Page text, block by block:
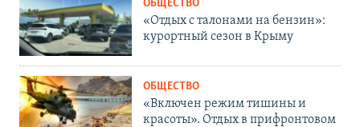
ОБЩЕСТВО
«Отдых с талонами на бензин»:
курортный сезон в Крыму
ОБЩЕСТВО
«Включен режим тишины и
красоты». Отдых в прифронтовом